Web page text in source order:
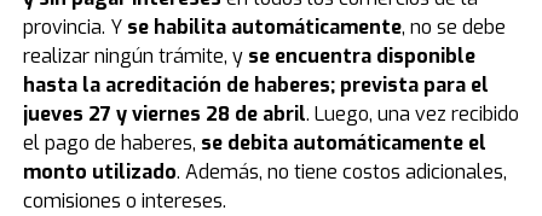
provincia. Y se habilita automáticamente, no se debe
realizar ningún trámite, y se encuentra disponible
hasta la acreditación de haberes; prevista para el
jueves 27 y viernes 28 de abril. Luego, una vez recibido
el pago de haberes, se debita automáticamente el
monto utilizado. Además, no tiene costos adicionales,
comisiones o intereses.